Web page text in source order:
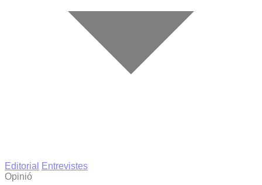
Editorial
Entrevistes
Opinió